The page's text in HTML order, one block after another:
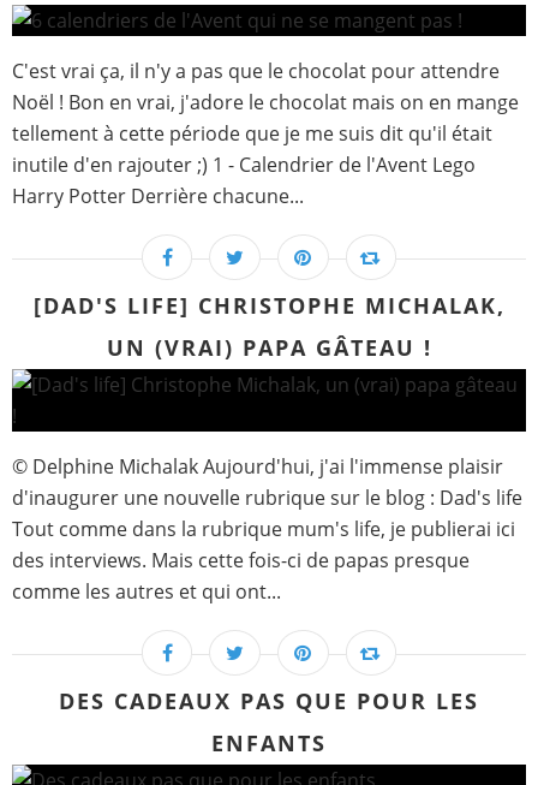
C'est vrai ça, il n'y a pas que le chocolat pour attendre
Noël ! Bon en vrai, j'adore le chocolat mais on en mange
tellement à cette période que je me suis dit qu'il était
inutile d'en rajouter ;) 1 - Calendrier de l'Avent Lego
Harry Potter Derrière chacune...
[DAD'S LIFE] CHRISTOPHE MICHALAK,
UN (VRAI) PAPA GÂTEAU !
© Delphine Michalak Aujourd'hui, j'ai l'immense plaisir
d'inaugurer une nouvelle rubrique sur le blog : Dad's life
Tout comme dans la rubrique mum's life, je publierai ici
des interviews. Mais cette fois-ci de papas presque
comme les autres et qui ont...
DES CADEAUX PAS QUE POUR LES
ENFANTS